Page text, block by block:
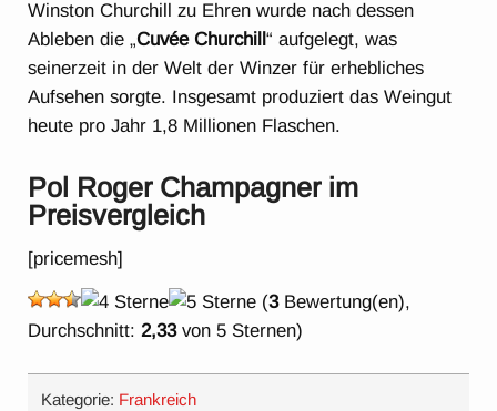
Winston Churchill zu Ehren wurde nach dessen
Ableben die „Cuvée Churchill“ aufgelegt, was
seinerzeit in der Welt der Winzer für erhebliches
Aufsehen sorgte. Insgesamt produziert das Weingut
heute pro Jahr 1,8 Millionen Flaschen.
Pol Roger Champagner im
Preisvergleich
[pricemesh]
(3Bewertung(en),
Durchschnitt:2,33von 5 Sternen)
Kategorie: Frankreich